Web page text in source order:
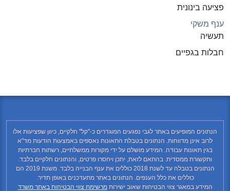
פציעה בינונית
ענף משקי
תעשיה
חבלות בגפיים
הנתונים המופיעים באתר לגבי נפגעים המוגדרים כ-"קל" חלקיים, כיוון שפציעות אלו
לרוב אינן מדווחות. הנתונים בטבלת התאונות נאספים באמצעות הודעות מד"א
בגין תאונות עבודה. המידע מושלם על ידי מקורות ממשלתיים, רשתות חברתיות
ותקשורת ממסדית. בהתאם לזאת, יתכן ויחסרו פרטים, והנתונים חלקיים בלבד.
הנתונים בטבלה עד לשנת 2018 כוללים את ענף הבנייה בלבד. משנת 2019 הם
כוללים את כלל הענפים. הנתונים באתר מתעדכנים באופן תדיר.
המידע במאגר צווי הבטיחות שאוב ישירותמרשימת צווי הבטיחות באתר משרד